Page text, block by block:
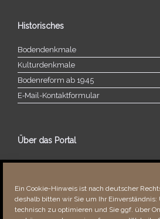
Ein Cookie-Hinweis ist nach deutscher
deshalb bitten wir Sie um Ihr
technisch zu optimieren und Sie ggf. über
Historisches
Bodendenkmale
Kulturdenkmale
Bodenreform ab 1945
E‑Mail-​​Kontaktformular
Über das Portal
Über dieses Portal
Fehler bemerkt?